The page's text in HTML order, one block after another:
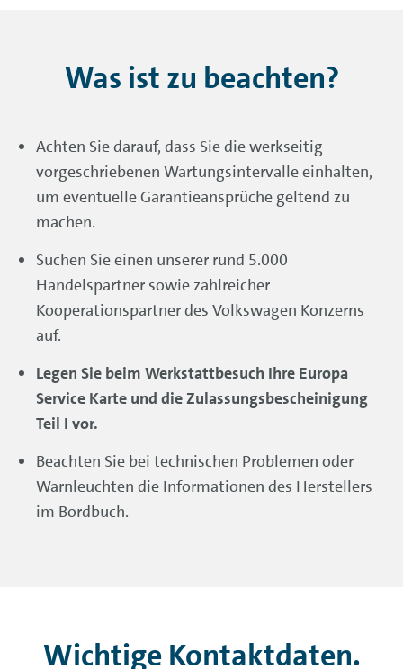
Was ist zu beachten?
Achten Sie darauf, dass Sie die werkseitig
vorgeschriebenen Wartungsintervalle einhalten,
um eventuelle Garantieansprüche geltend zu
machen.
Suchen Sie einen unserer rund 5.000
Handelspartner sowie zahlreicher
Kooperationspartner des Volkswagen Konzerns
auf.
Legen Sie beim Werkstattbesuch Ihre Europa
Service Karte und die Zulassungsbescheinigung
Teil I vor.
Beachten Sie bei technischen Problemen oder
Warnleuchten die Informationen des Herstellers
im Bordbuch.
Wichtige Kontaktdaten.